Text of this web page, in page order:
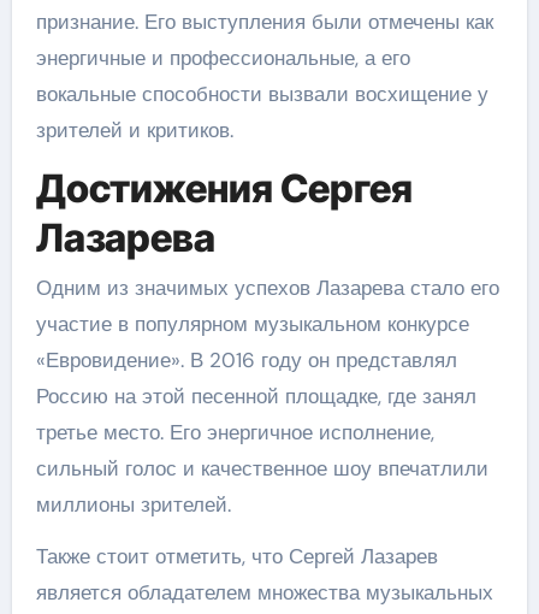
признание. Его выступления были отмечены как
энергичные и профессиональные, а его
вокальные способности вызвали восхищение у
зрителей и критиков.
Достижения Сергея
Лазарева
Одним из значимых успехов Лазарева стало его
участие в популярном музыкальном конкурсе
«Евровидение». В 2016 году он представлял
Россию на этой песенной площадке, где занял
третье место. Его энергичное исполнение,
сильный голос и качественное шоу впечатлили
миллионы зрителей.
Также стоит отметить, что Сергей Лазарев
является обладателем множества музыкальных